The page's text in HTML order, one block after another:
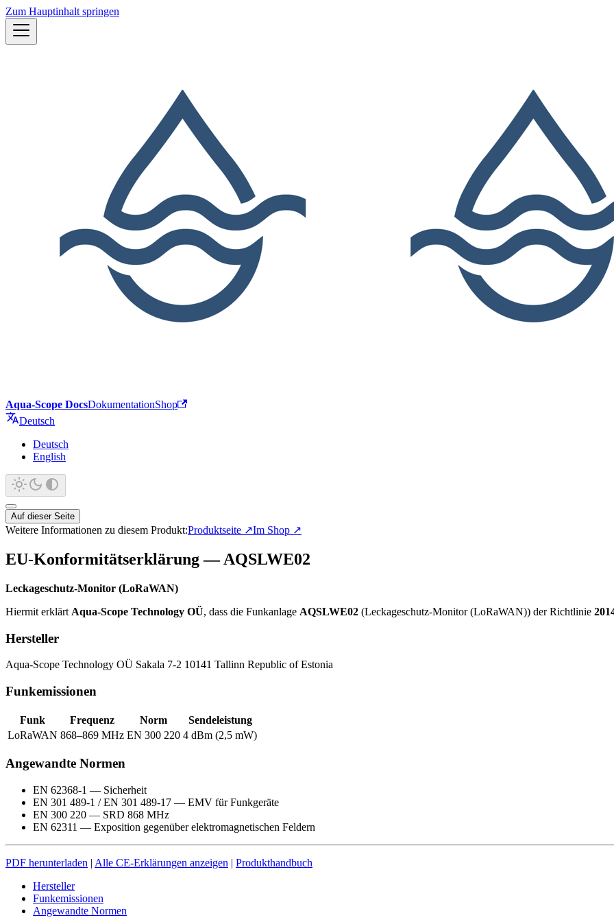
Zum Hauptinhalt springen
Aqua-Scope DocsDokumentationShop
Deutsch
Deutsch
English
Auf dieser Seite
Weitere Informationen zu diesem Produkt:Produktseite ↗Im Shop ↗
EU-Konformitätserklärung — AQSLWE02
Leckageschutz-Monitor (LoRaWAN)
Hiermit erklärt Aqua-Scope Technology OÜ, dass die Funkanlage AQSLWE02 (Leckageschutz-Monitor (LoRaWAN)) der Richtlinie
Hersteller
Aqua-Scope Technology OÜ Sakala 7-2 10141 Tallinn Republic of Estonia
Funkemissionen
Funk Frequenz Norm
Sendeleistung
LoRaWAN 868–869 MHz EN 300 220 4 dBm (2,5 mW)
Angewandte Normen
EN 62368-1 — Sicherheit
EN 301 489-1 / EN 301 489-17 — EMV für Funkgeräte
EN 300 220 — SRD 868 MHz
EN 62311 — Exposition gegenüber elektromagnetischen Feldern
PDF herunterladen | Alle CE-Erklärungen anzeigen | Produkthandbuch
Hersteller
Funkemissionen
Angewandte Normen